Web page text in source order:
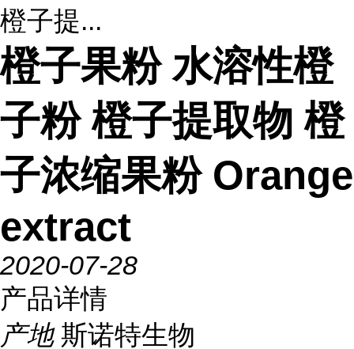
橙子提...
橙子果粉 水溶性橙
子粉 橙子提取物 橙
子浓缩果粉 Orange
extract
2020-07-28
产品详情
产地 斯诺特生物